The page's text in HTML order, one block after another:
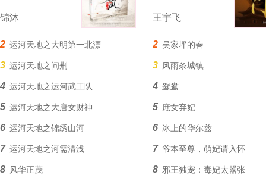
锦沐
2 运河天地之大明第一北漂
3 运河天地之问荆
4 运河天地之运河武工队
5 运河天地之大唐女财神
6 运河天地之锦绣山河
7 运河天地之河需清浅
8 风华正茂
王宇飞
2 吴家坪的春
3 风雨条城镇
4 鸳鸯
5 庶女弃妃
6 冰上的华尔兹
7 爷本至尊，萌妃请入怀
8 邪王独宠：毒妃太嚣张